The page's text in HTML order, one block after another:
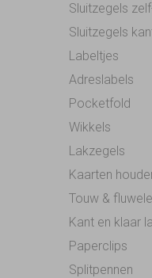
Sluitzegels
Sluitzegels
Labeltjes
Adreslabels
Pocketfold
Wikkels
Lakzegels
Kaarten
Touw &
Kant en klaar
Paperclips
Splitpennen